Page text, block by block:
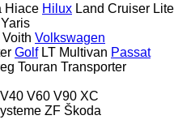
Hiace Hilux Land Cruiser Lite
Yaris
Voith Volkswagen
Golf LT Multivan Passat
Touran Transporter
V40 V60 V90 XC
ZF Škoda